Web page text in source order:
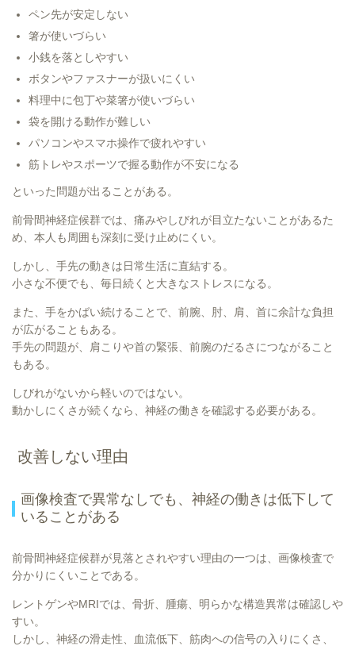
ペン先が安定しない
箸が使いづらい
小銭を落としやすい
ボタンやファスナーが扱いにくい
料理中に包丁や菜箸が使いづらい
袋を開ける動作が難しい
パソコンやスマホ操作で疲れやすい
筋トレやスポーツで握る動作が不安になる
といった問題が出ることがある。
前骨間神経症候群では、痛みやしびれが目立たないことがあるた
め、本人も周囲も深刻に受け止めにくい。
しかし、手先の動きは日常生活に直結する。
小さな不便でも、毎日続くと大きなストレスになる。
また、手をかばい続けることで、前腕、肘、肩、首に余計な負担
が広がることもある。
手先の問題が、肩こりや首の緊張、前腕のだるさにつながること
もある。
しびれがないから軽いのではない。
動かしにくさが続くなら、神経の働きを確認する必要がある。
改善しない理由
画像検査で異常なしでも、神経の働きは低下して
いることがある
前骨間神経症候群が見落とされやすい理由の一つは、画像検査で
分かりにくいことである。
レントゲンやMRIでは、骨折、腫瘍、明らかな構造異常は確認しや
すい。
しかし、神経の滑走性、血流低下、筋肉への信号の入りにくさ、